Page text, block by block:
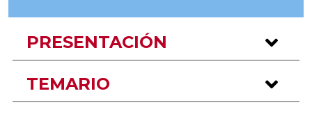
PRESENTACIÓN
TEMARIO